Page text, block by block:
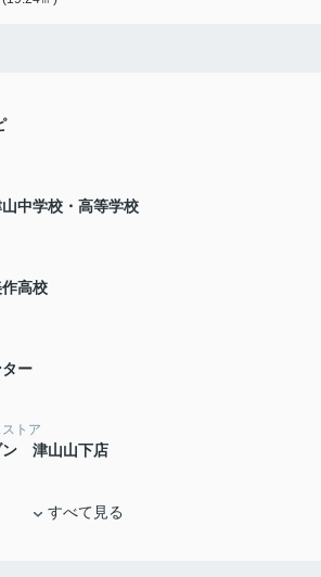
中学校・高等学校
高校
ー
トア
ン 津山山下店
すべて見る